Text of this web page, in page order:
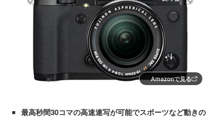
Amazonで見る
最高秒間30コマの高速連写が可能でスポーツなど動きの